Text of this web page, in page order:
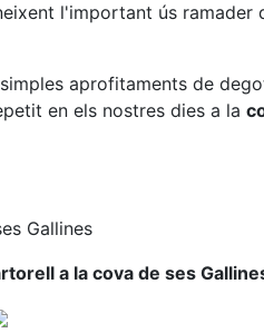
l'important ús ramader
aprofitaments de
en els nostres dies a la
a la cova de ses